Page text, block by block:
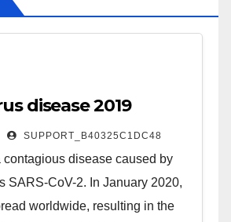
disease 2019
SUPPORT_B40325C1DC48
contagious disease caused by
SARS-CoV-2. In January 2020,
worldwide, resulting in the